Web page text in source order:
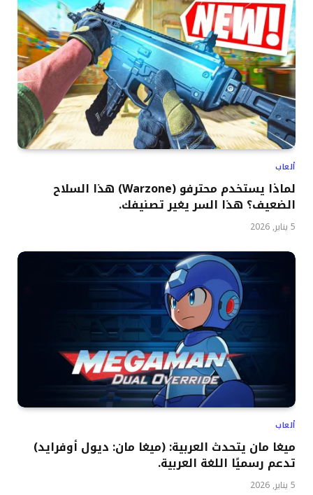
ألعاب
لماذا يستخدم محترفو (Warzone) هذا السلاح
الضعيف؟ هذا السر يغير تصنيفك.
5 يناير, 2026
ألعاب
ميغا مان يتحدث العربية: (ميغا مان: ديول أوفرايد)
تدعم رسميًا اللغة العربية.
5 يناير, 2026